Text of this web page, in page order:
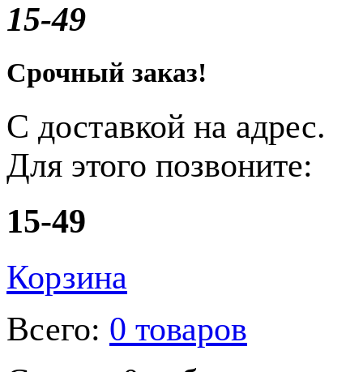
15-49
Срочный заказ!
С доставкой на адрес.
Для этого позвоните:
15-49
Корзина
Всего: 0 товаров